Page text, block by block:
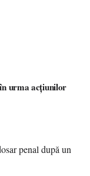
în urma acțiunilor